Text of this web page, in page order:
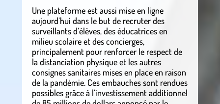
Une plateforme est aussi mise en ligne
aujourd’hui dans le but de recruter des
surveillants d’élèves, des éducatrices en
milieu scolaire et des concierges,
principalement pour renforcer le respect de
la distanciation physique et les autres
consignes sanitaires mises en place en raison
de la pandémie. Ces embauches sont rendues
possibles grâce à l’investissement additionnel